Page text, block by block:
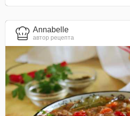
Annabelle
автор рецепта